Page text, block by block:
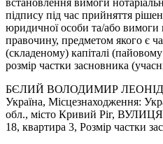
підпису під час прийняття
юридичної особи та/або вимоги
правочину, предметом якого є
(складеному) капіталі
розмір частки засновника
БЄЛИЙ ВОЛОДИМИР
Україна, Місцезнаходження:
обл., місто Кривий Ріг,
18, квартира 3, Розмір частки